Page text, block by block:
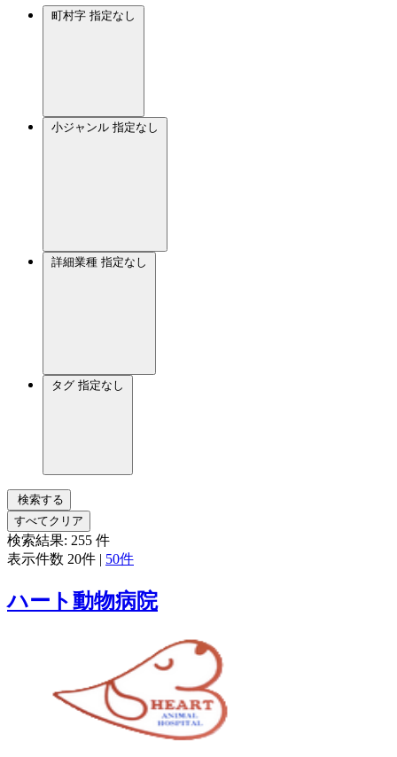
町村字 指定なし
小ジャンル 指定なし
詳細業種 指定なし
タグ 指定なし
検索する
すべてクリア
検索結果: 255 件
表示件数 20件 | 50件
ハート動物病院